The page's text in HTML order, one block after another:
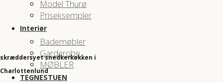
Model Thurø
Priseksempler
Interiør
Bademøbler
Garderobe
MØBLER
TEGNESTUEN
skræddersyet snedkerkøkken i
Charlottenlund